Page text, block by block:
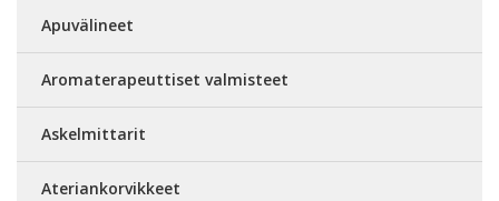
Apuvälineet
Aromaterapeuttiset valmisteet
Askelmittarit
Ateriankorvikkeet